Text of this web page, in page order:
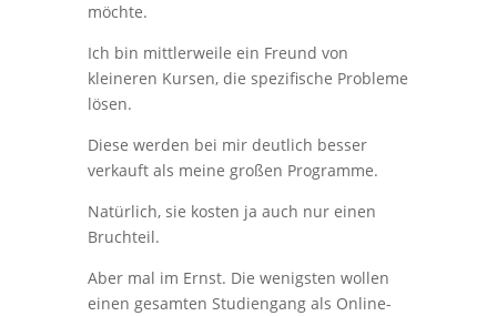
möchte.
Ich bin mittlerweile ein Freund von
kleineren Kursen, die spezifische Probleme
lösen.
Diese werden bei mir deutlich besser
verkauft als meine großen Programme.
Natürlich, sie kosten ja auch nur einen
Bruchteil.
Aber mal im Ernst. Die wenigsten wollen
einen gesamten Studiengang als Online-